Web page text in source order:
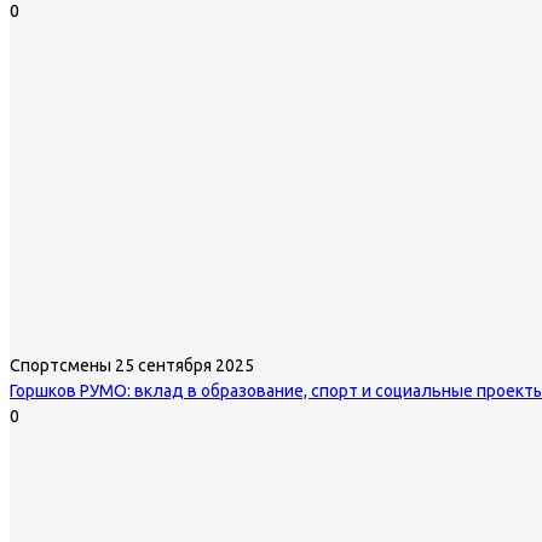
0
Спортсмены 25 сентября 2025
Горшков РУМО: вклад в образование, спорт и социальные
0